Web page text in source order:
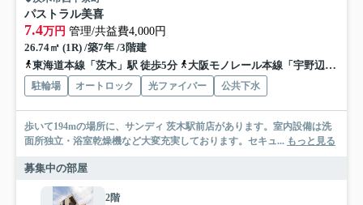
パストラル美喜
7.4万円 管理/共益費4,000円
26.74㎡ (1R) /築7年 /3階建
東海道本線「茨木」駅 徒歩5分
大阪モノレール本線「宇野辺」駅 徒歩17分
駐輪場 オートロック 光ファイバー 公共下水
歩いて194mの場所に、サンディ 茨木駅前店があります。室内設備は洗
面所独立・浴室乾燥機など大変充実しております。セキュ... もっと見る
募集中の部屋
2階